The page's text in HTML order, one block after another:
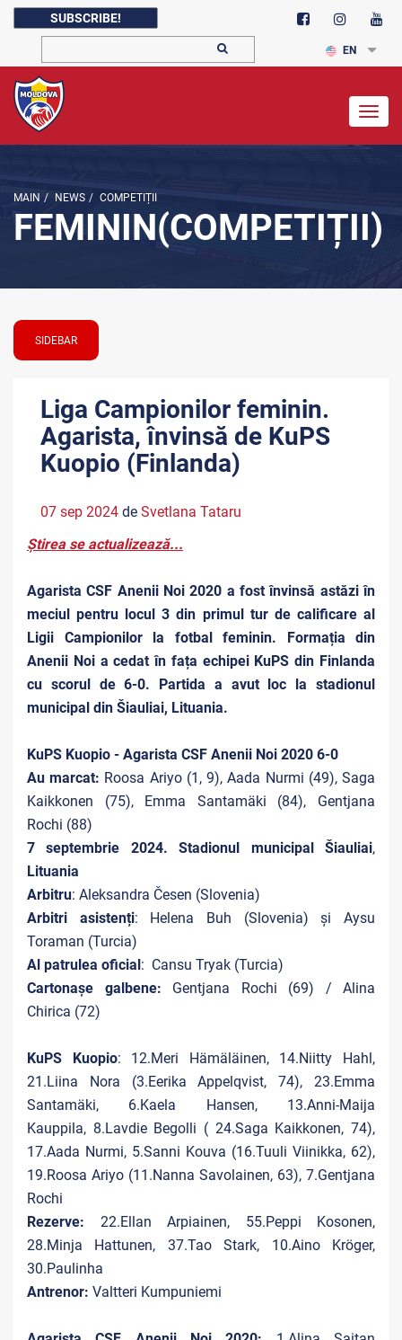
SUBSCRIBE!
EN
MAIN / NEWS / COMPETIȚII
FEMININ(COMPETIȚII)
SIDEBAR
Liga Campionilor feminin.
Agarista, învinsă de KuPS
Kuopio (Finlanda)
07 sep 2024 de Svetlana Tataru
Știrea se actualizează...
Agarista CSF Anenii Noi 2020 a fost învinsă astăzi în
meciul pentru locul 3 din primul tur de calificare al
Ligii Campionilor la fotbal feminin. Formația din
Anenii Noi a cedat în fața echipei KuPS din Finlanda
cu scorul de 6-0. Partida a avut loc la stadionul
municipal din Šiauliai, Lituania.
KuPS Kuopio - Agarista CSF Anenii Noi 2020 6-0
Au marcat: Roosa Ariyo (1, 9), Aada Nurmi (49), Saga
Kaikkonen (75), Emma Santamäki (84), Gentjana
Rochi (88)
7 septembrie 2024. Stadionul municipal Šiauliai,
Lituania
Arbitru: Aleksandra Česen (Slovenia)
Arbitri asistenți: Helena Buh (Slovenia) și Aysu
Toraman (Turcia)
Al patrulea oficial: Cansu Tryak (Turcia)
Cartonașe galbene: Gentjana Rochi (69) / Alina
Chirica (72)
KuPS Kuopio: 12.Meri Hämäläinen, 14.Niitty Hahl,
21.Liina Nora (3.Eerika Appelqvist, 74), 23.Emma
Santamäki, 6.Kaela Hansen, 13.Anni-Maija
Kauppila, 8.Lavdie Begolli ( 24.Saga Kaikkonen, 74),
17.Aada Nurmi, 5.Sanni Kouva (16.Tuuli Viinikka, 62),
19.Roosa Ariyo (11.Nanna Savolainen, 63), 7.Gentjana
Rochi
Rezerve: 22.Ellan Arpiainen, 55.Peppi Kosonen,
28.Minja Hattunen, 37.Tao Stark, 10.Aino Kröger,
30.Paulinha
Antrenor: Valtteri Kumpuniemi